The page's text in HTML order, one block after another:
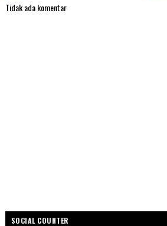
Tidak ada komentar
SOCIAL COUNTER